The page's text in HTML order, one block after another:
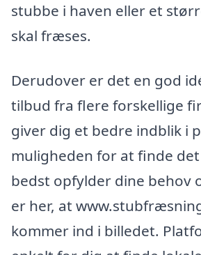
stubbe i haven eller et
skal fræses.
Derudover er det en god
tilbud fra flere forskellige
giver dig et bedre indblik i
muligheden for at finde
bedst opfylder dine behov
er her, at
kommer ind i billedet.